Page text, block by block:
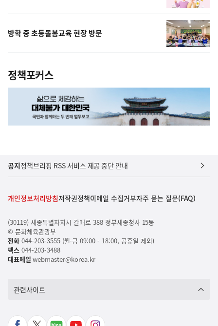
방학 중 초등돌봄교육 현장 방문
정책포커스
공지정책브리핑 RSS 서비스 제공 중단 안내
개인정보처리방침저작권정책이메일 수집거부자주 묻는 질문(FAQ)
(30119) 세종특별자치시 갈매로 388 정부세종청사 15동
© 문화체육관광부
전화044-203-3555 (월-금 09:00 - 18:00, 공휴일 제외)
팩스044-203-3488
대표메일 webmaster@korea.kr
관련사이트